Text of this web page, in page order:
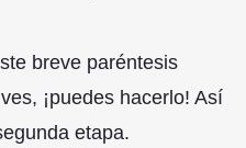
breve paréntesis
¡puedes hacerlo! Así
etapa.